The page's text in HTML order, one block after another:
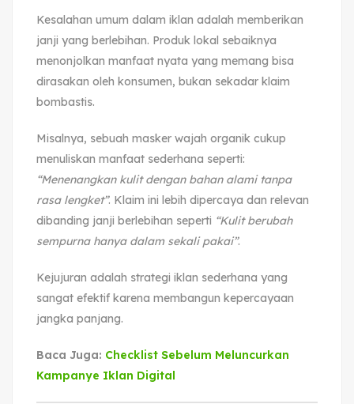
Kesalahan umum dalam iklan adalah memberikan
janji yang berlebihan. Produk lokal sebaiknya
menonjolkan manfaat nyata yang memang bisa
dirasakan oleh konsumen, bukan sekadar klaim
bombastis.
Misalnya, sebuah masker wajah organik cukup
menuliskan manfaat sederhana seperti:
“Menenangkan kulit dengan bahan alami tanpa
rasa lengket”. Klaim ini lebih dipercaya dan relevan
dibanding janji berlebihan seperti “Kulit berubah
sempurna hanya dalam sekali pakai”.
Kejujuran adalah strategi iklan sederhana yang
sangat efektif karena membangun kepercayaan
jangka panjang.
Baca Juga: Checklist Sebelum Meluncurkan
Kampanye Iklan Digital